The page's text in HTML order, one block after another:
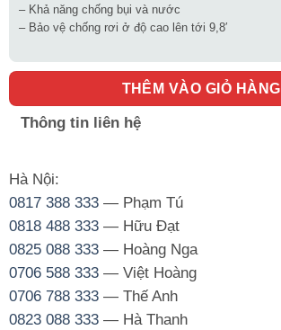
– Khả năng chống bụi và nước
– Bảo vệ chống rơi ở độ cao lên tới 9,8′
THÊM VÀO GIỎ HÀNG
Thông tin liên hệ
Hà Nội:
0817 388 333— Phạm Tú
0818 488 333— Hữu Đạt
0825 088 333— Hoàng Nga
0706 588 333— Việt Hoàng
0706 788 333— Thế Anh
0823 088 333— Hà Thanh